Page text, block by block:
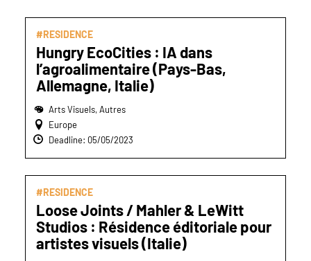
#RESIDENCE
Hungry EcoCities : IA dans
l’agroalimentaire (Pays-Bas,
Allemagne, Italie)
Arts Visuels, Autres
Europe
Deadline: 05/05/2023
#RESIDENCE
Loose Joints / Mahler & LeWitt
Studios : Résidence éditoriale pour
artistes visuels (Italie)